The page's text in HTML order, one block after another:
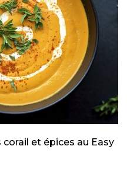
et épices au Easy